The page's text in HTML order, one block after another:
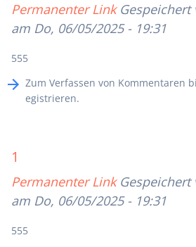
Permanenter Link Gespeichert
am Do, 06/05/2025 - 19:31
555
Zum Verfassen von Kommentaren
egistrieren.
1
Permanenter Link Gespeichert
am Do, 06/05/2025 - 19:31
555